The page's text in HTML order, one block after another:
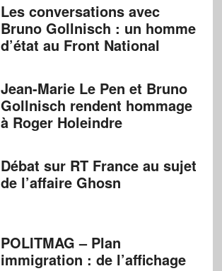
Les conversations avec
Bruno Gollnisch : un homme
d’état au Front National
Jean-Marie Le Pen et Bruno
Gollnisch rendent hommage
à Roger Holeindre
Débat sur RT France au sujet
de l’affaire Ghosn
POLITMAG – Plan
immigration : de l’affichage